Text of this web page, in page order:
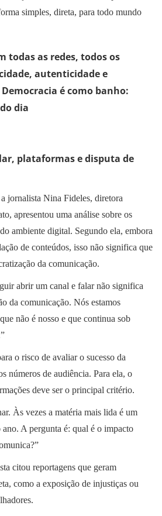
simples, direta, para todo mundo
todas as redes, todos os
autenticidade e
é como banho:
dia
plataformas e disputa de
jornalista Nina Fideles, diretora
apresentou uma análise sobre os
ambiente digital. Segundo ela, embora
de conteúdos, isso não significa que
da comunicação.
abrir um canal e falar não significa
da comunicação. Nós estamos
não é nosso e que continua sob
o risco de avaliar o sucesso da
números de audiência. Para ela, o
deve ser o principal critério.
Às vezes a matéria mais lida é um
A pergunta é: qual é o impacto
citou reportagens que geram
como a exposição de injustiças ou